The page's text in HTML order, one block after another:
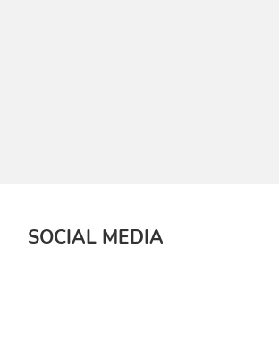
SOCIAL MEDIA